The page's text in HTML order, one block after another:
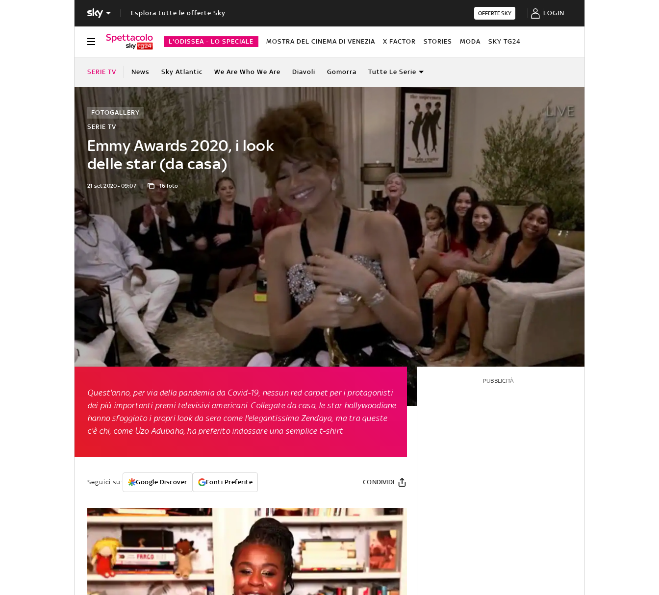
Esplora tutte le offerte Sky OFFERTE SKY LOGIN
L'ODISSEA - LO SPECIALE MOSTRA DEL CINEMA DI VENEZIA X FACTOR STORIES MODA SKY TG24
SERIE TV News Sky Atlantic We Are Who We Are Diavoli Gomorra Tutte Le Serie
Emmy Awards 2020, i look
delle star (da casa)
SERIE TV
FOTOGALLERY
21 set 2020 - 09:07 16 foto
Quest'anno, per via della pandemia da Covid-19, nessun red carpet per i protagonisti
dei più importanti premi televisivi americani. Collegate da casa, le star hollywoodiane
hanno sfoggiato i propri look da sera come l'elegantissima Zendaya, ma tra queste
c'è chi, come Uzo Adubaha, ha preferito indossare una semplice t-shirt
Seguici su: Google Discover Fonti Preferite CONDIVIDI
PUBBLICITÀ